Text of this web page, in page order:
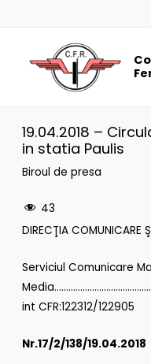
19.04.2018 –
in statia Paulis
Biroul de presa
43
DIRECŢIA COMUNICARE
Serviciul Comunicare
int CFR:122312/122905
Nr.17/2/138/19.04.2018